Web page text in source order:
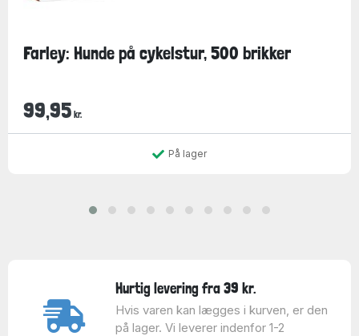
Farley: Hunde på cykelstur, 500 brikker
99,95 kr.
På lager
Hurtig levering fra 39 kr.
Hvis varen kan lægges i kurven, er den
på lager. Vi leverer indenfor 1-2